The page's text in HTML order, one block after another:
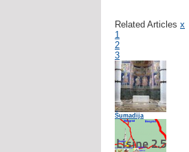
Related Articles x
1
2
3
Šumadija
Lisine 2.5